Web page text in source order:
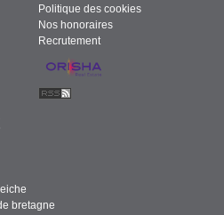
Politique des cookies
Nos honoraires
Recrutement
bretagne